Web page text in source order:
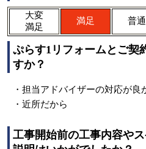
大変
満足
満足 普通
ぷらす1リフォームとご契
すか？
・担当アドバイザーの対応が良
・近所だから
工事開始前の工事内容や